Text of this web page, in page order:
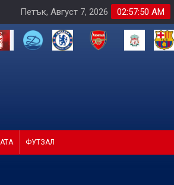
02:57:51 AM
Петък, Август 7, 2026
ФУТЗАЛ